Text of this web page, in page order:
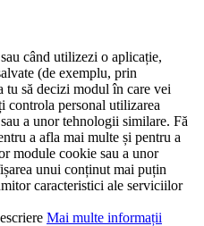
când utilizezi o aplicație,
(de exemplu, prin
să decizi modul în care vei
controla personal utilizarea
a unor tehnologii similare. Fă
a afla mai multe și pentru a
module cookie sau a unor
unui conținut mai puțin
caracteristici ale serviciilor
Mai multe informații